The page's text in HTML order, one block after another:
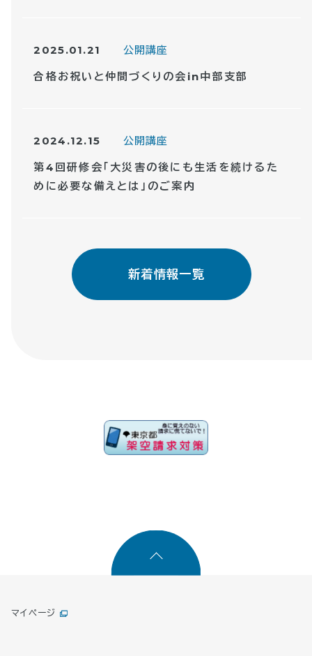
2025.01.21
公開講座
合格お祝いと仲間づくりの会in中部支部
2024.12.15
公開講座
第4回研修会「大災害の後にも生活を続けるた
めに必要な備えとは」のご案内
新着情報一覧
マイページ